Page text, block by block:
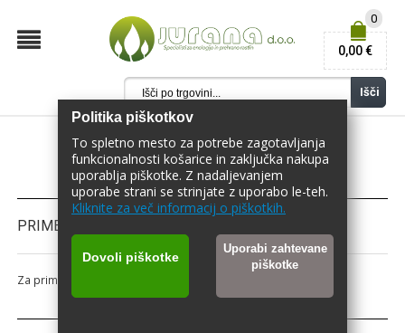
Politika piškotkov
To spletno mesto za potrebe zagotavljanja
funkcionalnosti košarice in zaključka nakupa
uporablja piškotke. Z nadaljevanjem
uporabe strani se strinjate z uporabo le-teh.
Kliknite za več informacij o piškotkih.
Dovoli piškotke
Uporabi zahtevane
piškotke
Išči
0
0,00 €
PRIMERJAJ IZDELKE
Za primerjavo nimate izbranega nobenega izdelka.